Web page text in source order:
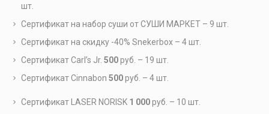
шт.
Сертификат на набор суши от СУШИ МАРКЕТ – 9 шт.
Сертификат на скидку -40% Snekerbox – 4 шт.
Сертификат Carl’s Jr. 500руб. – 19 шт.
Сертификат Cinnabon 500руб. – 4 шт.
Сертификат LASER NORISK 1 000руб. – 10 шт.